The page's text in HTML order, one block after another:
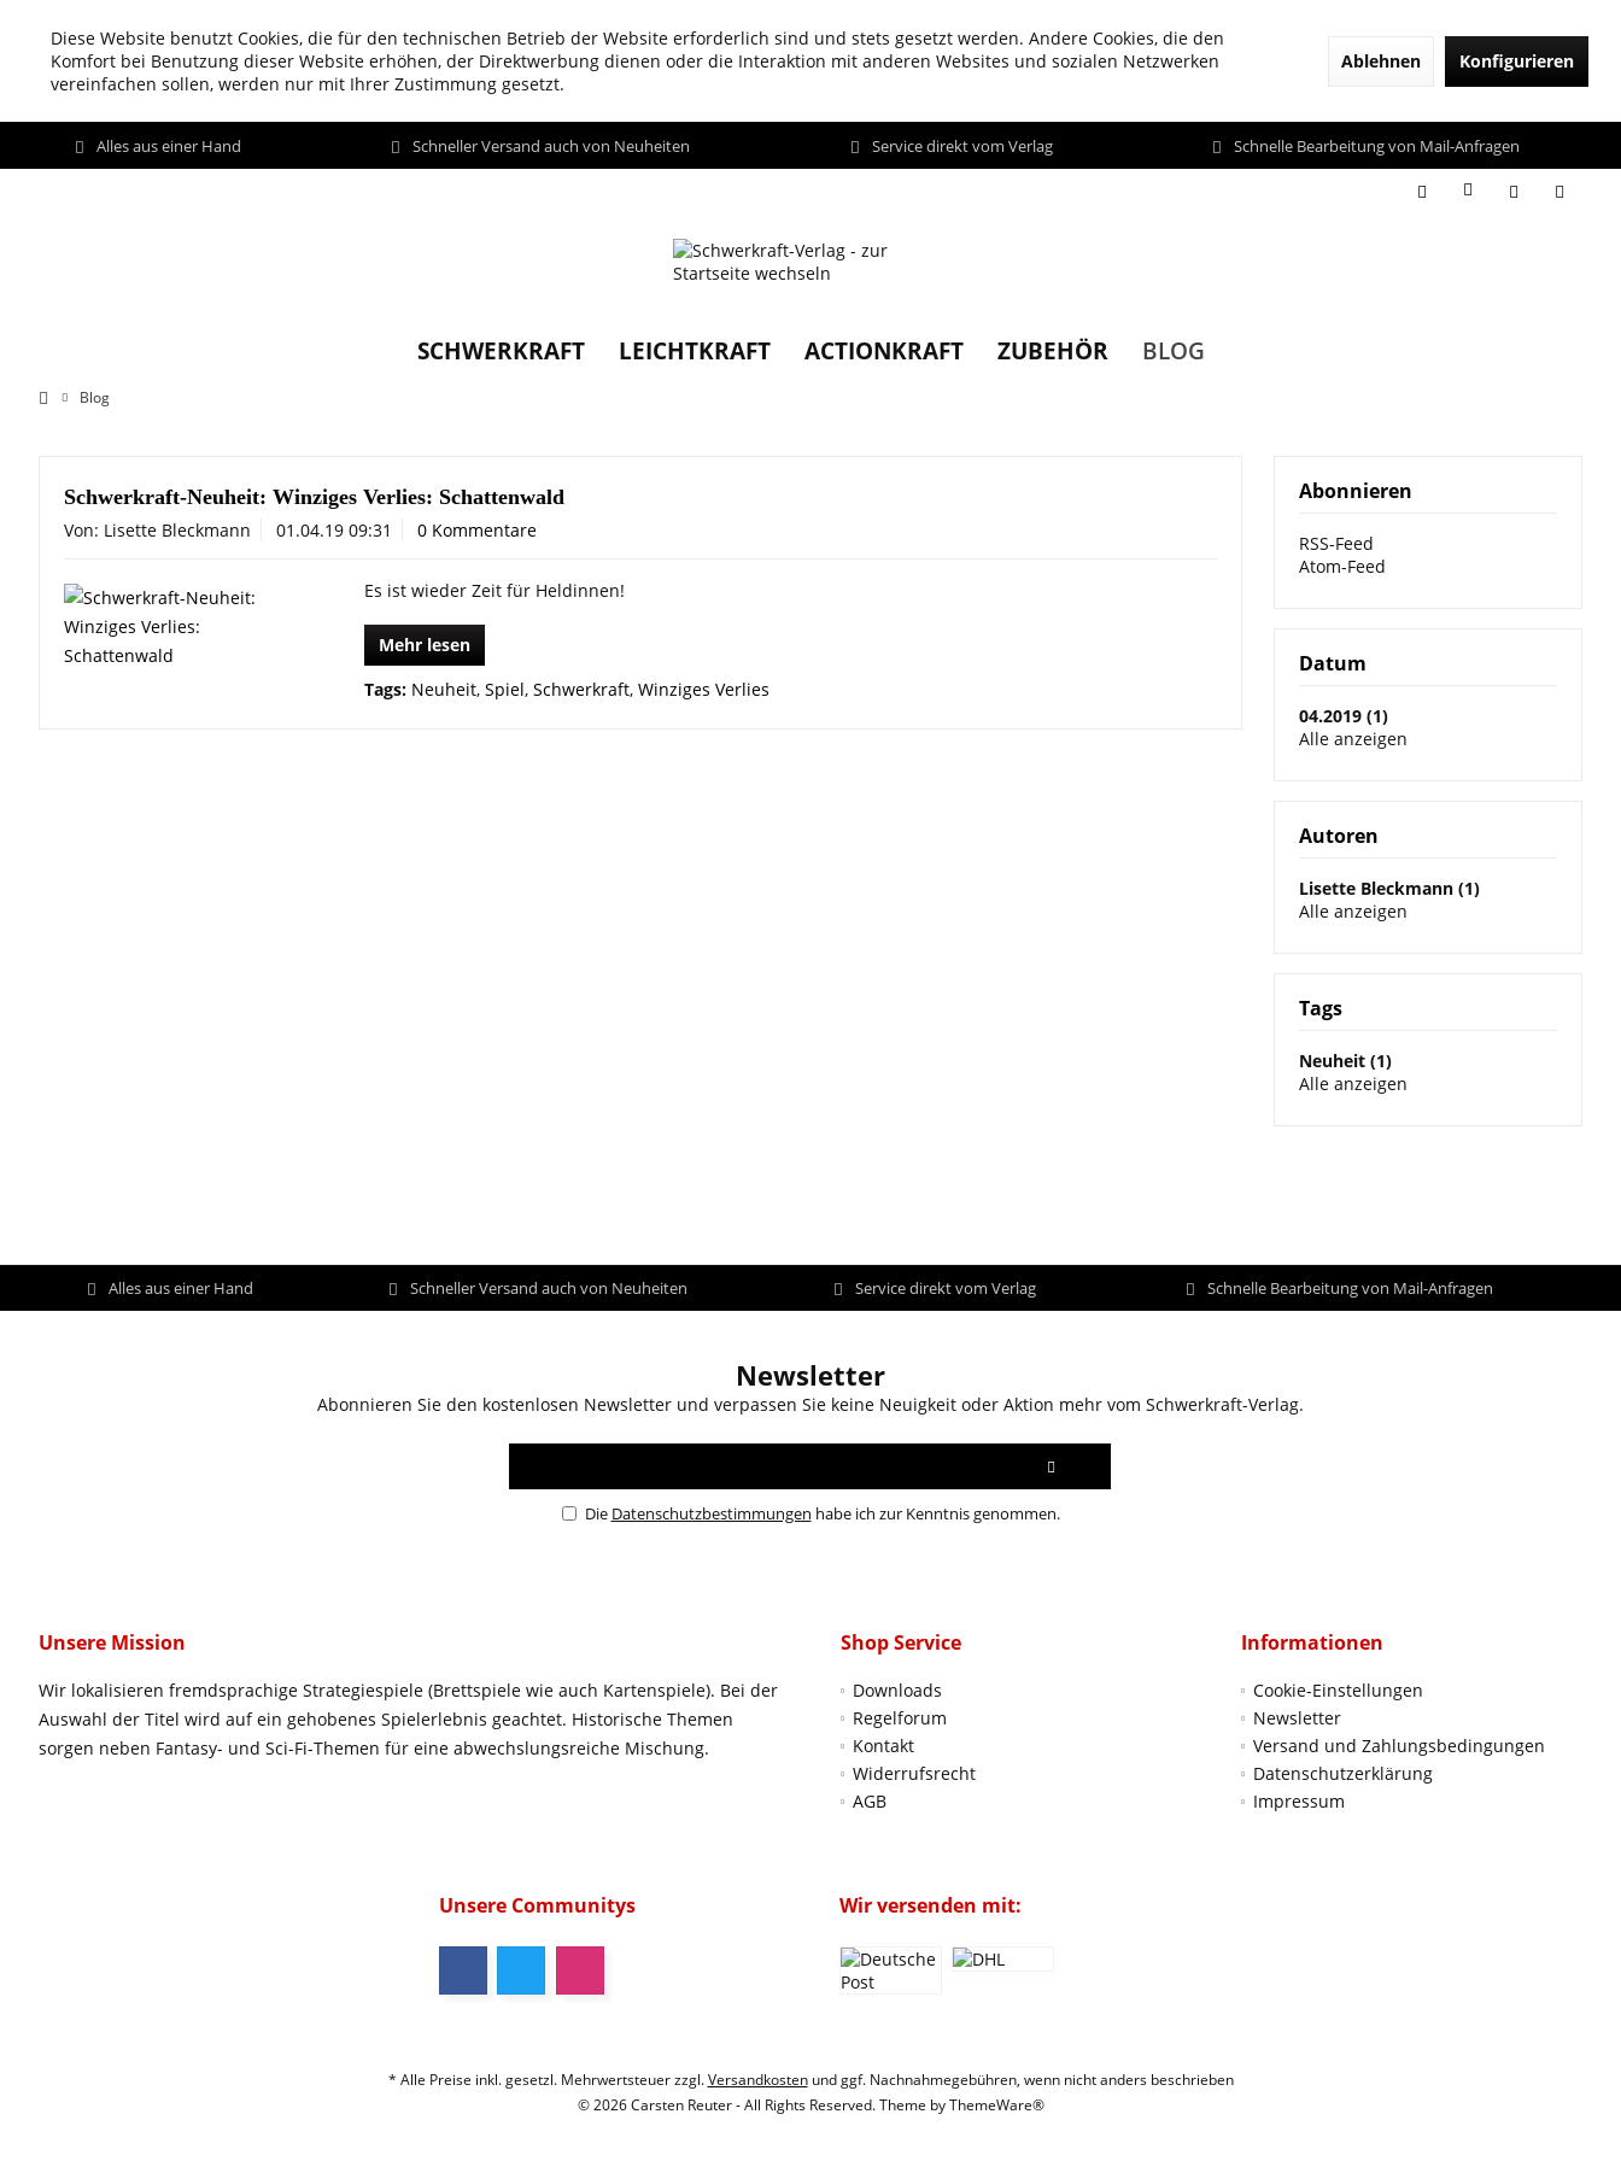
Diese Website benutzt Cookies, die für den technischen Betrieb der Website erforderlich sind und stets gesetzt werden. Andere Cookies, die den
Komfort bei Benutzung dieser Website erhöhen, der Direktwerbung dienen oder die Interaktion mit anderen Websites und sozialen Netzwerken
vereinfachen sollen, werden nur mit Ihrer Zustimmung gesetzt.
Ablehnen Konfigurieren
Alles aus einer Hand Schneller Versand auch von Neuheiten Service direkt vom Verlag Schnelle Bearbeitung von Mail-Anfragen
SCHWERKRAFT LEICHTKRAFT ACTIONKRAFT ZUBEHÖR BLOG
Blog
Abonnieren
RSS-Feed
Atom-Feed
Datum
04.2019 (1)
Alle anzeigen
Autoren
Lisette Bleckmann (1)
Alle anzeigen
Tags
Neuheit (1)
Alle anzeigen
Schwerkraft-Neuheit: Winziges Verlies: Schattenwald
Von: Lisette Bleckmann 01.04.19 09:31 0 Kommentare
Es ist wieder Zeit für Heldinnen!
Mehr lesen
Tags: Neuheit, Spiel, Schwerkraft, Winziges Verlies
Alles aus einer Hand Schneller Versand auch von Neuheiten Service direkt vom Verlag Schnelle Bearbeitung von Mail-Anfragen
Newsletter
Abonnieren Sie den kostenlosen Newsletter und verpassen Sie keine Neuigkeit oder Aktion mehr vom Schwerkraft-Verlag.
Die Datenschutzbestimmungen habe ich zur Kenntnis genommen.
Unsere Mission
Wir lokalisieren fremdsprachige Strategiespiele (Brettspiele wie auch Kartenspiele). Bei der
Auswahl der Titel wird auf ein gehobenes Spielerlebnis geachtet. Historische Themen
sorgen neben Fantasy- und Sci-Fi-Themen für eine abwechslungsreiche Mischung.
Shop Service
Downloads
Regelforum
Kontakt
Widerrufsrecht
AGB
Informationen
Cookie-Einstellungen
Newsletter
Versand und Zahlungsbedingungen
Datenschutzerklärung
Impressum
Unsere Communitys Wir versenden mit:
* Alle Preise inkl. gesetzl. Mehrwertsteuer zzgl.Versandkostenund ggf. Nachnahmegebühren, wenn nicht anders beschrieben
© 2026 Carsten Reuter - All Rights Reserved. Theme byThemeWare®